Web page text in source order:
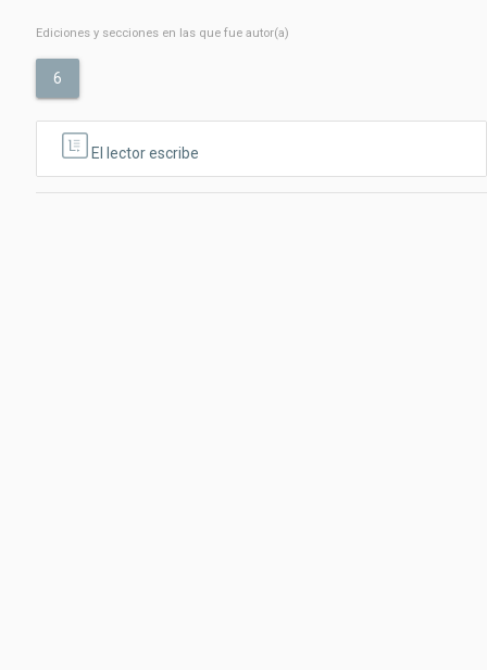
Ediciones y secciones en las que fue autor(a)
6
El lector escribe